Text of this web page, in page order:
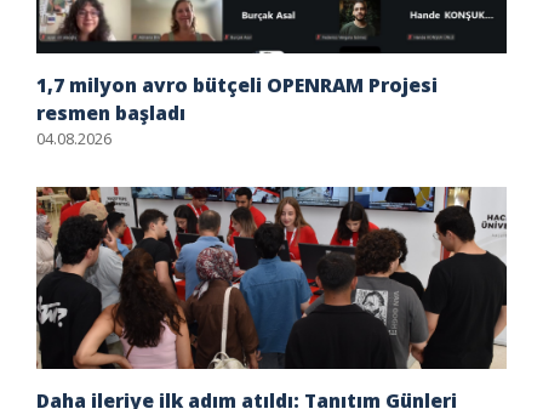
1,7 milyon avro bütçeli OPENRAM Projesi
resmen başladı
04.08.2026
Daha ileriye ilk adım atıldı: Tanıtım Günleri